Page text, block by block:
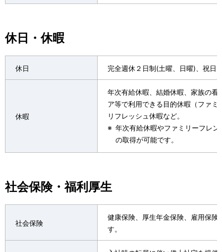
g
t
o
休日・休暇
休日 完全週休２日制(土曜、日曜)、祝日
休暇
年次有給休暇、結婚休暇、家族の看
ア等で利用できる目的休暇（ファ
リフレッシュ休暇など。
※ 年次有給休暇やファミリーフレ
の取得が可能です。
社会保険・福利厚生
社会保険
健康保険、厚生年金保険、雇用保険
す。